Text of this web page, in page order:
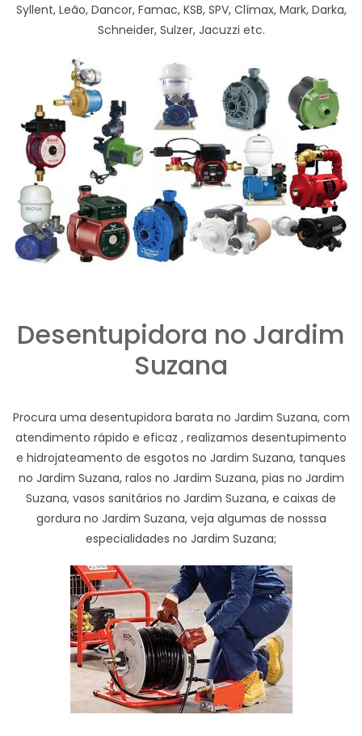
Syllent, Leão, Dancor, Famac, KSB, SPV, Clímax, Mark, Darka,
Schneider, Sulzer, Jacuzzi etc.
Desentupidora no Jardim
Suzana
Procura uma desentupidora barata no Jardim Suzana, com
atendimento rápido e eficaz , realizamos desentupimento
e hidrojateamento de esgotos no Jardim Suzana, tanques
no Jardim Suzana, ralos no Jardim Suzana, pias no Jardim
Suzana, vasos sanitários no Jardim Suzana, e caixas de
gordura no Jardim Suzana, veja algumas de nosssa
especialidades no Jardim Suzana;